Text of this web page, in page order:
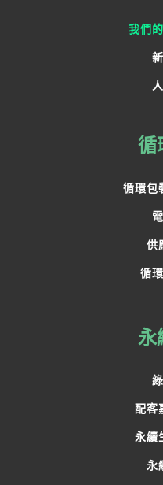
我們
循
循環包
供
循
永
配客
永續
永